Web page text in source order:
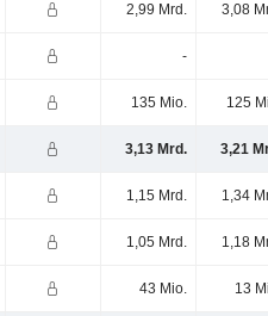
2,99 Mrd. 3,08
-
135 Mio. 125
3,13 Mrd. 3,21
1,15 Mrd. 1,34
1,05 Mrd. 1,18
43 Mio. 13